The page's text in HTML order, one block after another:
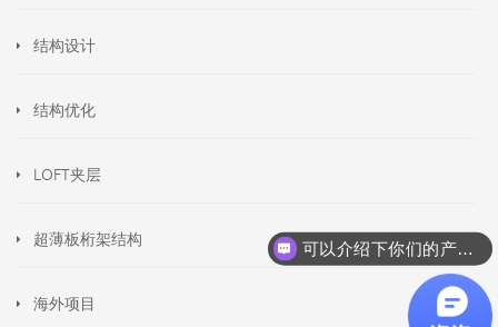
结构设计
结构优化
LOFT夹层
超薄板桁架结构
海外项目
可以介绍下你们的产品么